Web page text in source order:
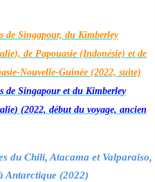
de Singapour, du Kimberley
de Papouasie (Indonésie) et de
Nouvelle-Guinée (2022, suite)
de Singapour et du Kimberley
(2022, début du voyage, ancien
du Chili, Atacama et Valparaiso,
Antarctique (2022)